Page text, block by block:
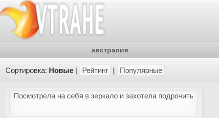
австралия
Сортировка: Новые | Рейтинг | Популярные
Посмотрела на себя в зеркало и захотела подрочить